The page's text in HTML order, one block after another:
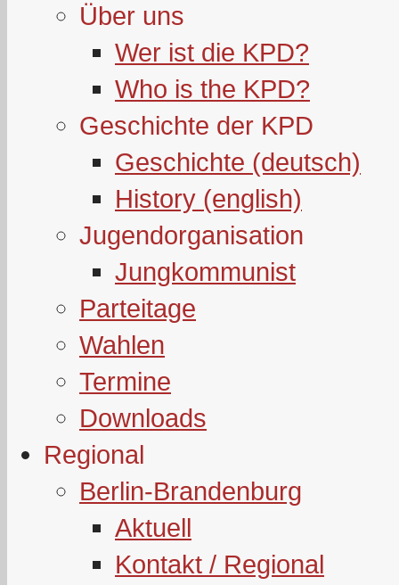
Über uns
Wer ist die KPD?
Who is the KPD?
Geschichte der KPD
Geschichte (deutsch)
History (english)
Jugendorganisation
Jungkommunist
Parteitage
Wahlen
Termine
Downloads
Regional
Berlin-Brandenburg
Aktuell
Kontakt / Regional